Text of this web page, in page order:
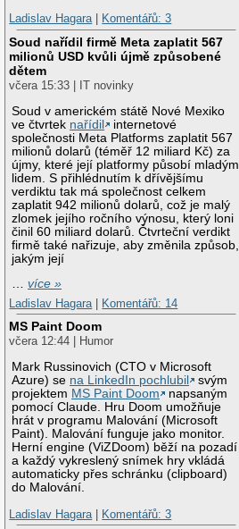
Ladislav Hagara| Komentářů: 3
Soud nařídil firmě Meta zaplatit 567
milionů USD kvůli újmě způsobené
dětem
včera 15:33 | IT novinky
Soud v americkém státě Nové Mexiko
ve čtvrtek nařídil
internetové
společnosti Meta Platforms zaplatit 567
milionů dolarů (téměř 12 miliard Kč) za
újmy, které její platformy působí mladým
lidem. S přihlédnutím k dřívějšímu
verdiktu tak má společnost celkem
zaplatit 942 milionů dolarů, což je malý
zlomek jejího ročního výnosu, který loni
činil 60 miliard dolarů. Čtvrteční verdikt
firmě také nařizuje, aby změnila způsob,
jakým její
…více »
Ladislav Hagara
Komentářů: 14
MS Paint Doom
včera 12:44 | Humor
Mark Russinovich (CTO v Microsoft
Azure) se na LinkedIn pochlubil
svým
projektem MS Paint Doom
napsaným
pomocí Claude. Hru Doom umožňuje
hrát v programu Malování (Microsoft
Paint). Malování funguje jako monitor.
Herní engine (ViZDoom) běží na pozadí
a každý vykreslený snímek hry vkládá
automaticky přes schránku (clipboard)
do Malování.
Ladislav Hagara
Komentářů: 3